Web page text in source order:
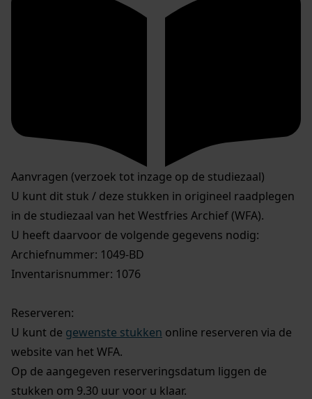
Aanvragen (verzoek tot inzage op de studiezaal)
U kunt dit stuk / deze stukken in origineel raadplegen
in de studiezaal van het Westfries Archief (WFA).
U heeft daarvoor de volgende gegevens nodig:
Archiefnummer: 1049-BD
Inventarisnummer: 1076
Reserveren:
U kunt de gewenste stukken online reserveren via de
website van het WFA.
Op de aangegeven reserveringsdatum liggen de
stukken om 9.30 uur voor u klaar.